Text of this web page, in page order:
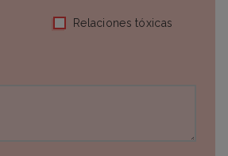
Relaciones tóxicas